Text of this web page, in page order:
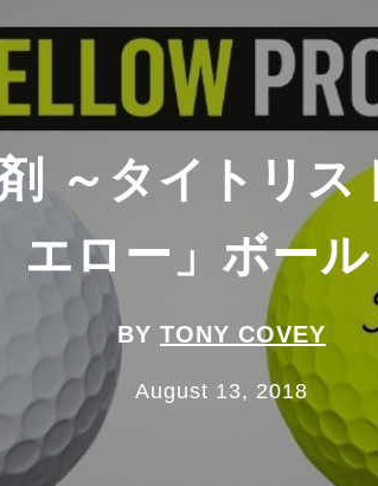
～タイトリス
エロー」ボール
BY TONY COVEY
August 13, 2018